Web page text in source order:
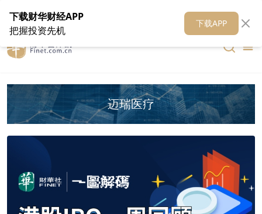
在线客服 关于我们 财华媒体矩阵 财华智库
迈瑞医疗
下载财华财经APP
把握投资先机
下载APP